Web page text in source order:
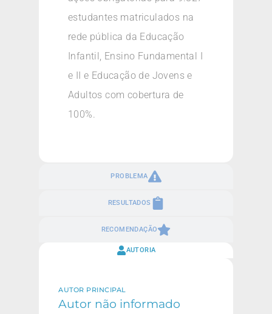
PROBLEMA
RESULTADOS
RECOMENDAÇÃO
estudantes matriculados na
rede pública da Educação
Infantil, Ensino Fundamental I
e II e Educação de Jovens e
Adultos com cobertura de
100%.
AUTORIA
AUTOR PRINCIPAL
Autor não informado